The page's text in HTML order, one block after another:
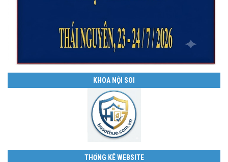
KHOA NỘI SOI
THỐNG KÊ WEBSITE